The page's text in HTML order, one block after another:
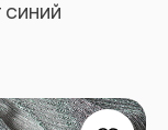
СИНИЙ